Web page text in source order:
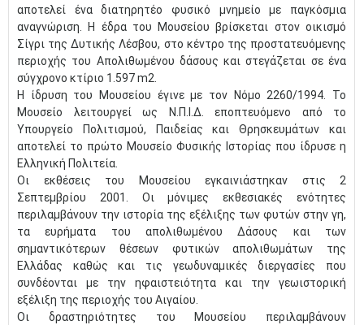
αποτελεί ένα διατηρητέο φυσικό μνημείο με παγκόσμια
αναγνώριση. Η έδρα του Μουσείου βρίσκεται στον οικισμό
Σίγρι της Δυτικής Λέσβου, στο κέντρο της προστατευόμενης
περιοχής του Απολιθωμένου δάσους και στεγάζεται σε ένα
σύγχρονο κτίριο 1.597 m2.
Η ίδρυση του Μουσείου έγινε με τον Νόμο 2260/1994. Το
Μουσείο λειτουργεί ως Ν.Π.Ι.Δ. εποπτευόμενο από το
Υπουργείο Πολιτισμού, Παιδείας και Θρησκευμάτων και
αποτελεί το πρώτο Μουσείο Φυσικής Ιστορίας που ίδρυσε η
Ελληνική Πολιτεία.
Οι εκθέσεις του Μουσείου εγκαινιάστηκαν στις 2
Σεπτεμβρίου 2001. Οι μόνιμες εκθεσιακές ενότητες
περιλαμβάνουν την ιστορία της εξέλιξης των φυτών στην γη,
τα ευρήματα του απολιθωμένου Δάσους και των
σημαντικότερων θέσεων φυτικών απολιθωμάτων της
Ελλάδας καθώς και τις γεωδυναμικές διεργασίες που
συνδέονται με την ηφαιστειότητα και την γεωιστορική
εξέλιξη της περιοχής του Αιγαίου.
Οι δραστηριότητες του Μουσείου περιλαμβάνουν